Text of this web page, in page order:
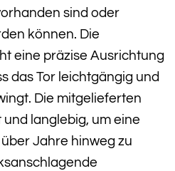
sind oder
können. Die
eine präzise Ausrichtung
das Tor leichtgängig und
Die mitgelieferten
langlebig, um eine
Jahre hinweg zu